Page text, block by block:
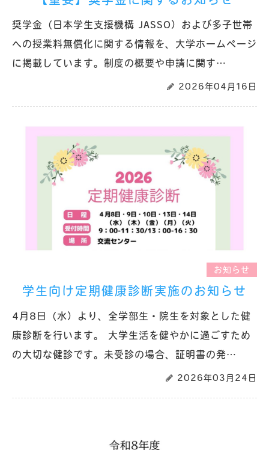
奨学金（日本学生支援機構 JASSO）および多子世帯
への授業料無償化に関する情報を、大学ホームページ
に掲載しています。制度の概要や申請に関す…
2026年04月16日
お知らせ
学生向け定期健康診断実施のお知らせ
4月8日（水）より、全学部生・院生を対象とした健
康診断を行います。 大学生活を健やかに過ごすため
の大切な健診です。未受診の場合、証明書の発…
2026年03月24日